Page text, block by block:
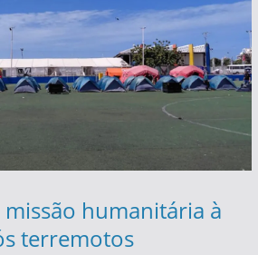
missão humanitária à
terremotos